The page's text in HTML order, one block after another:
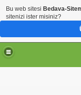
Bu web sitesi Bedava-
sitenizi ister misiniz?